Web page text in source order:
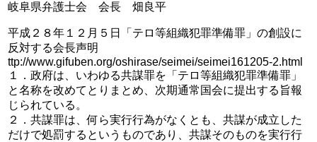
岐阜県弁護士会 会長 畑良平
平成２８年１２月５日「テロ等組織犯罪準備罪」の創設に
反対する会長声明
ttp://www.gifuben.org/oshirase/seimei/seimei161205-2.html
１．政府は、いわゆる共謀罪を「テロ等組織犯罪準備罪」
と名称を改めてとりまとめ、次期通常国会に提出する旨報
じられている。
２．共謀罪は、何ら実行行為がなくとも、共謀が成立した
だけで処罰するというものであり、共謀そのものを実行行